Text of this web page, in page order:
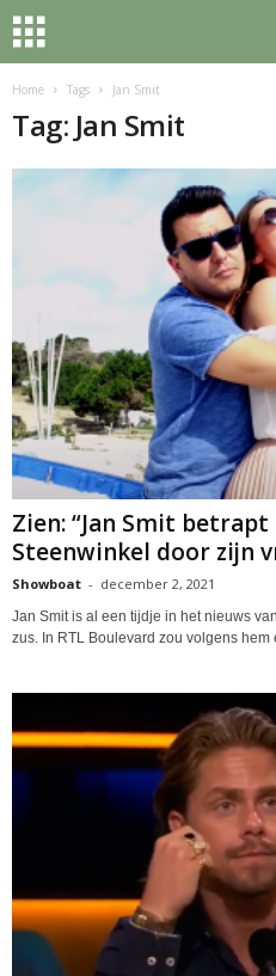
Home Tags Jan Smit
Tag: Jan Smit
Zien: “Jan Smit
Steenwinkel door zijn
Showboat - december 2, 2021
Jan Smit is al een tijdje in het nieuws
zus. In RTL Boulevard zou volgens hem